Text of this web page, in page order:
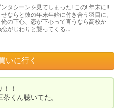
タシーンを見てしまった! この! 年末に!!
ならと彼の年末年始に付き合う羽目に。
の下心、恋が下心って言うなら高校か
がじわりと襲ってくる…
いに行く
！
くん聴いてた。